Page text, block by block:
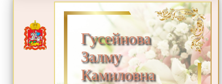
Гусейнова
Залму
Камиловна